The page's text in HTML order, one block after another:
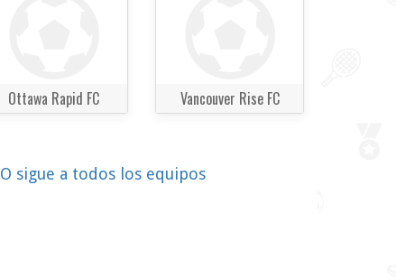
Ottawa Rapid FC Vancouver Rise FC
O sigue a todos los equipos